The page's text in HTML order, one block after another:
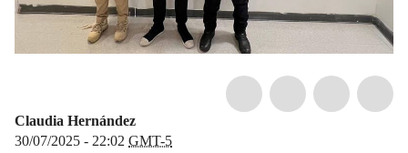
Claudia Hernández
30/07/2025 - 22:02 GMT-5